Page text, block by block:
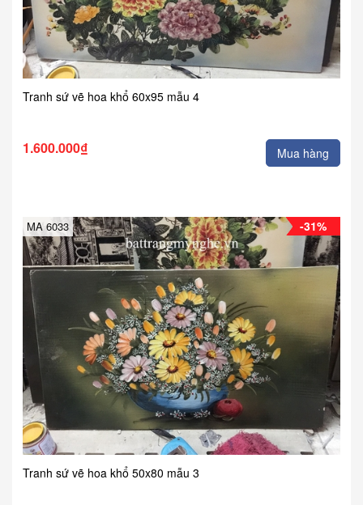
Tranh sứ vẽ hoa khổ 60x95 mẫu 4
1.600.000₫ Mua hàng
-31%
MA 6033
Tranh sứ vẽ hoa khổ 50x80 mẫu 3